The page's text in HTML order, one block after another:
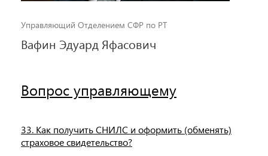
Управляющий Отделением СФР по РТ
Вафин Эдуард Яфасович
Вопрос управляющему
33. Как получить СНИЛС и оформить (обменять)
страховое свидетельство?